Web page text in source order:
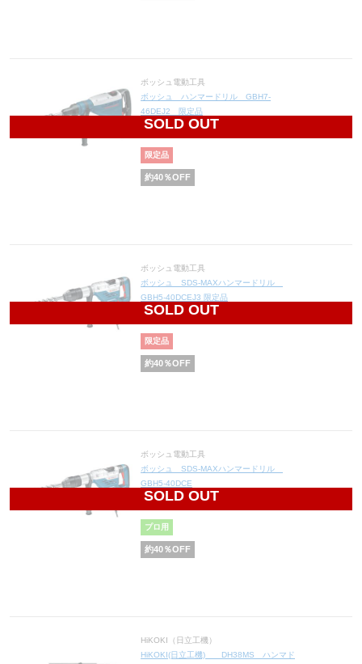
SOLD OUT
ボッシュ電動工具
ボッシュ ハンマードリル GBH7-
46DEJ2 限定品
81,000
限定品
約40％OFF
SOLD OUT
ボッシュ電動工具
ボッシュ SDS-MAXハンマードリル
GBH5-40DCEJ3 限定品
66,000
限定品
約40％OFF
SOLD OUT
ボッシュ電動工具
ボッシュ SDS-MAXハンマードリル
GBH5-40DCE
78,600
プロ用
約40％OFF
HiKOKI（日立工機）
HiKOKI(日立工機) DH38MS ハンマド